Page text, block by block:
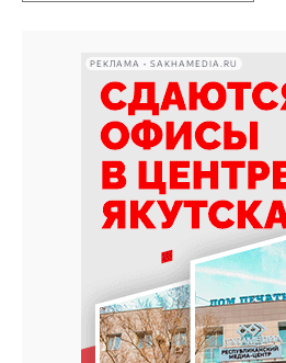
РЕКЛАМА • SAKHAMEDIA.RU